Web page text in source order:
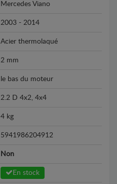
Mercedes Viano
2003 - 2014
Acier thermolaqué
2 mm
le bas du moteur
2.2 D 4x2, 4x4
4 kg
5941986204912
Non
En stock